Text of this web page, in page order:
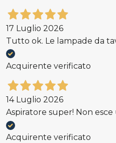
17 Luglio 2026
Tutto ok. Le lampade da
Acquirente verificato
14 Luglio 2026
Aspiratore super! Non
Acquirente verificato